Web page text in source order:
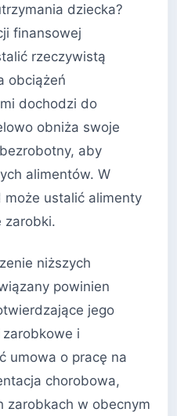
dziecka?
finansowej
rzeczywistą
obciążeń
dochodzi do
obniża swoje
aby
alimentów. W
ustalić alimenty
zarobki.
niższych
powinien
jego
i
umowa o pracę na
chorobowa,
zarobkach w obecnym